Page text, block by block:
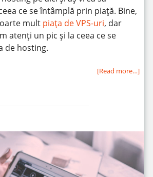
ce se întâmplă prin piață. Bine,
mult piața de VPS-uri, dar
atenți un pic și la ceea ce se
de hosting.
[Read more…]